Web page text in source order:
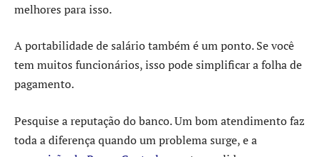
melhores para isso.
A portabilidade de salário também é um ponto. Se você
tem muitos funcionários, isso pode simplificar a folha de
pagamento.
Pesquise a reputação do banco. Um bom atendimento faz
toda a diferença quando um problema surge, e a